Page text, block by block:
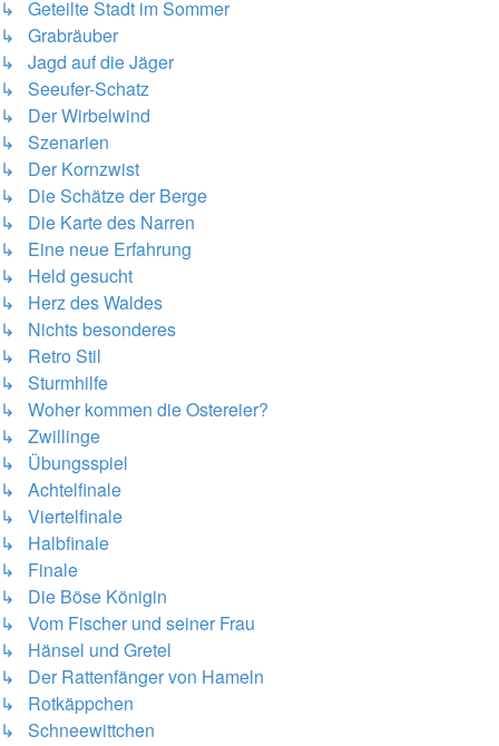
↳ Geteilte Stadt im Sommer
↳ Grabräuber
↳ Jagd auf die Jäger
↳ Seeufer-Schatz
↳ Der Wirbelwind
↳ Szenarien
↳ Der Kornzwist
↳ Die Schätze der Berge
↳ Die Karte des Narren
↳ Eine neue Erfahrung
↳ Held gesucht
↳ Herz des Waldes
↳ Nichts besonderes
↳ Retro Stil
↳ Sturmhilfe
↳ Woher kommen die Ostereier?
↳ Zwillinge
↳ Übungsspiel
↳ Achtelfinale
↳ Viertelfinale
↳ Halbfinale
↳ Finale
↳ Die Böse Königin
↳ Vom Fischer und seiner Frau
↳ Hänsel und Gretel
↳ Der Rattenfänger von Hameln
↳ Rotkäppchen
↳ Schneewittchen